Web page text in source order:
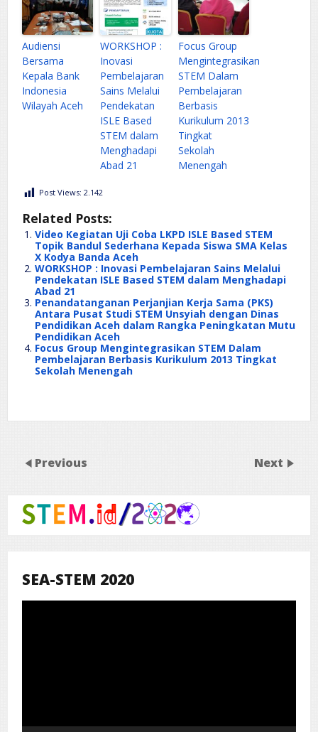
Audiensi
Bersama
Kepala Bank
Indonesia
Wilayah Aceh
WORKSHOP :
Inovasi
Pembelajaran
Sains Melalui
Pendekatan
ISLE Based
STEM dalam
Menghadapi
Abad 21
Focus Group
Mengintegrasikan
STEM Dalam
Pembelajaran
Berbasis
Kurikulum 2013
Tingkat
Sekolah
Menengah
Post Views: 2.142
Related Posts:
Video Kegiatan Uji Coba LKPD ISLE Based STEM
Topik Bandul Sederhana Kepada Siswa SMA Kelas
X Kodya Banda Aceh
WORKSHOP : Inovasi Pembelajaran Sains Melalui
Pendekatan ISLE Based STEM dalam Menghadapi
Abad 21
Penandatanganan Perjanjian Kerja Sama (PKS)
Antara Pusat Studi STEM Unsyiah dengan Dinas
Pendidikan Aceh dalam Rangka Peningkatan Mutu
Pendidikan Aceh
Focus Group Mengintegrasikan STEM Dalam
Pembelajaran Berbasis Kurikulum 2013 Tingkat
Sekolah Menengah
Previous Next
SEA-STEM 2020
Pemutar